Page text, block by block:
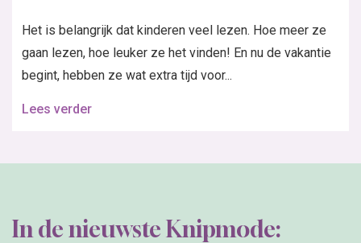
Het is belangrijk dat kinderen veel lezen. Hoe meer ze
gaan lezen, hoe leuker ze het vinden! En nu de vakantie
begint, hebben ze wat extra tijd voor...
Lees verder
In de nieuwste Knipmode: